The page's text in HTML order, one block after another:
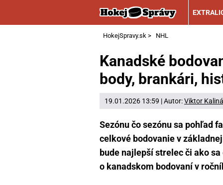
HokejSpravy.sk > NHL
Kanadské
body, brankári,
19.01.2026 13:59 | Autor:Viktor
Sezónu čo sezónu sa pohľad
celkové bodovanie v
bude najlepší strelec či ako
o kanadskom bodovaní v